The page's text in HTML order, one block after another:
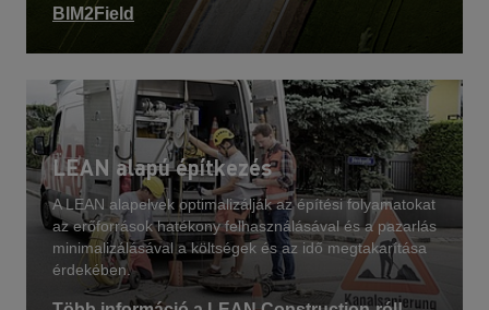
BIM2Field
LEAN alapú építkezés
A LEAN alapelvek optimalizálják az építési folyamatokat
az erőforrások hatékony felhasználásával és a pazarlás
minimalizálásával a költségek és az idő megtakarítása
érdekében.